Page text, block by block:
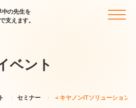
中の先生を
支えます。
ベント
セミナー ＜キヤノンITソリューション